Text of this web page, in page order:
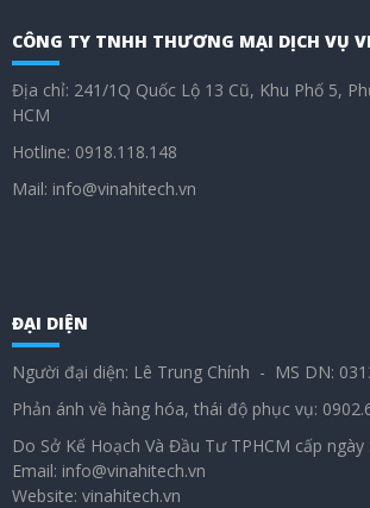
CÔNG TY TNHH THƯƠNG MẠI DỊCH VỤ
Địa chỉ: 241/1Q Quốc Lộ 13 Cũ, Khu Phố 5,
HCM
Hotline: 0918.118.148
Mail: info@vinahitech.vn
ĐẠI DIỆN
Người đại diện: Lê Trung Chính - MS DN:
Phản ánh về hàng hóa, thái độ phục vụ:
Do Sở Kế Hoạch Và Đầu Tư TPHCM cấp ngày
Email: info@vinahitech.vn
Website: vinahitech.vn